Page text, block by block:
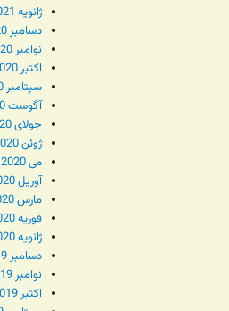
ژانویه 2021
دسامبر 2020
نوامبر 2020
اکتبر 2020
سپتامبر 2020
آگوست 2020
جولای 2020
ژوئن 2020
می 2020
آوریل 2020
مارس 2020
فوریه 2020
ژانویه 2020
دسامبر 2019
نوامبر 2019
اکتبر 2019